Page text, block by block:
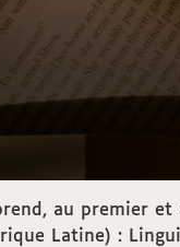
au premier
Latine) :